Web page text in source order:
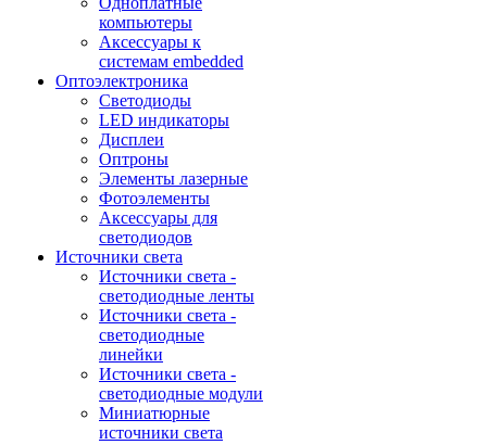
компьютеры
Аксессуары к
системам embedded
Oптоэлектроника
Светодиоды
LED индикаторы
Дисплеи
Оптроны
Элементы лазерные
Фотоэлементы
Аксессуары для
светодиодов
Источники света
Источники света -
светодиодные ленты
Источники света -
светодиодные
линейки
Источники света -
светодиодные модули
Миниатюрные
источники света